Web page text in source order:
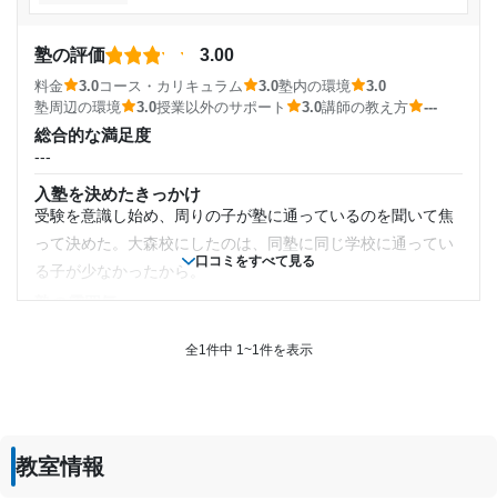
口コミをすべて見る
塾の評価 3.00
料金 3.0コース・カリキュラム 3.0塾内の環境
3.0
塾周辺の環境
3.0授業以外のサポート 3.0講師の教え方 ---
総合的な満足度
---
入塾を決めたきっかけ
受験を意識し始め、周りの子が塾に通っているのを聞いて焦
って決めた。大森校にしたのは、同塾に同じ学校に通ってい
る子が少なかったから。
夏になるとベースとなる授業とは別に夏期講習をとり、夏休
全1件中 1~1件を表示
教室情報